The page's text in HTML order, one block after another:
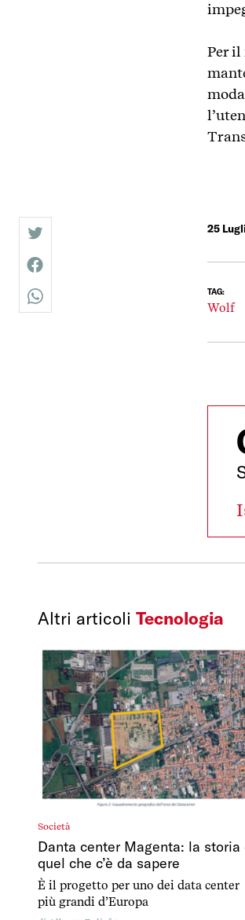
twitter
facebook
whatsapp
Per il
25
TAG:
Wolf
Altri articoli Tecnologia
Società
Danta center Magenta: la storia
quel che c’è da sapere
È il progetto per uno dei data center
più grandi d’Europa